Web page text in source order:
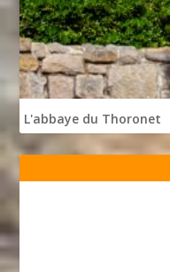
L'abbaye du Thoronet